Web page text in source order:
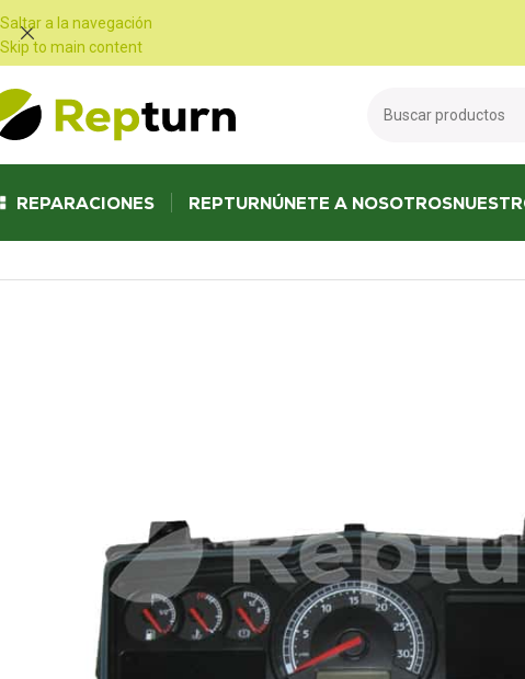
Saltar a la navegación
Skip to main content
REPARACIONES REPTURNÚNETE A NOSOTROS